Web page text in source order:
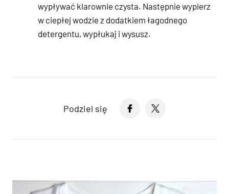
wypływać klarownie czysta. Następnie wypierz
w ciepłej wodzie z dodatkiem łagodnego
detergentu, wypłukaj i wysusz.
Podziel się